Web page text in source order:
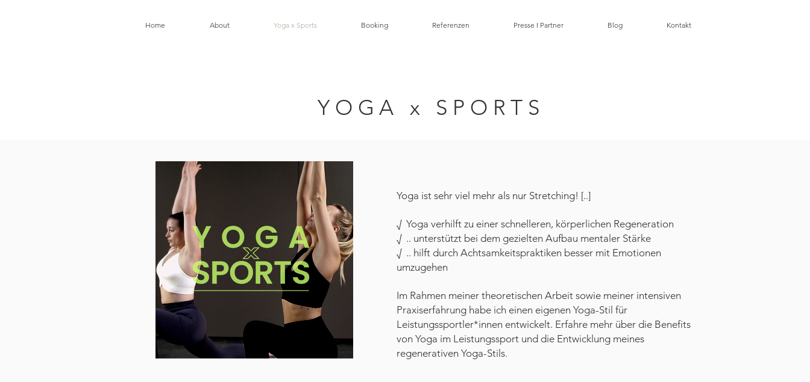
Home About Yoga x Sports Booking Referenzen Presse I Partner Blog Kontakt
YOGA x SPORTS
Yoga ist sehr viel mehr als nur Stretching! [..]
√ Yoga verhilft zu einer schnelleren, körperlichen Regeneration
√ .. unterstützt bei dem gezielten Aufbau mentaler Stärke
√ .. hilft durch Achtsamkeitspraktiken besser mit Emotionen
umzugehen
Im Rahmen meiner theoretischen Arbeit sowie meiner intensiven
Praxiserfahrung habe ich einen eigenen Yoga-Stil für
Leistungssportler*innen entwickelt. Erfahre mehr über die Benefits
von Yoga im Leistungssport und die Entwicklung meines
regenerativen Yoga-Stils.